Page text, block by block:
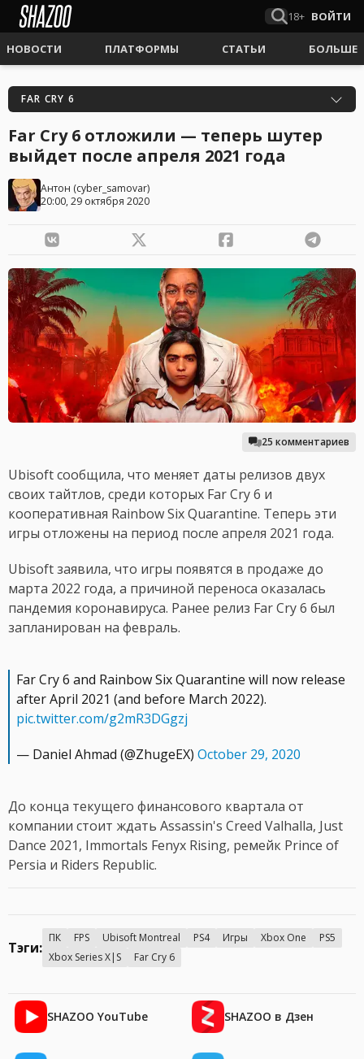
18+ ВОЙТИ
НОВОСТИ ПЛАТФОРМЫ СТАТЬИ БОЛЬШЕ
FAR CRY 6
Far Cry 6 отложили — теперь шутер
выйдет после апреля 2021 года
Антон (cyber_samovar)
20:00, 29 октября 2020
25 комментариев
Ubisoft сообщила, что меняет даты релизов двух
своих тайтлов, среди которых Far Cry 6 и
кооперативная Rainbow Six Quarantine. Теперь эти
игры отложены на период после апреля 2021 года.
Ubisoft заявила, что игры появятся в продаже до
марта 2022 года, а причиной переноса оказалась
пандемия коронавируса. Ранее релиз Far Cry 6 был
запланирован на февраль.
Far Cry 6 and Rainbow Six Quarantine will now release
after April 2021 (and before March 2022).
pic.twitter.com/g2mR3DGgzj
— Daniel Ahmad (@ZhugeEX) October 29, 2020
До конца текущего финансового квартала от
компании стоит ждать Assassin's Creed Valhalla, Just
Dance 2021, Immortals Fenyx Rising, ремейк Prince of
Persia и Riders Republic.
Тэги:
ПК FPS Ubisoft Montreal PS4 Игры Xbox One
PS5
Xbox Series X|S
Far Cry 6
SHAZOO YouTube SHAZOO в Дзен